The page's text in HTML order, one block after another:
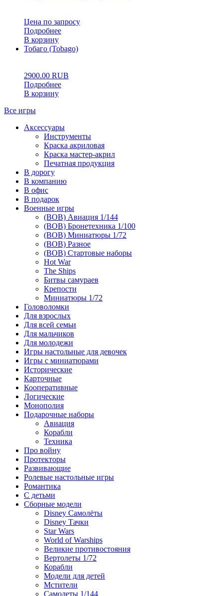
Цена по запросу
Подробнее
В корзину
Тобаго (Tobago)
2900.00 RUB
Подробнее
В корзину
Все игры
Аксессуары
Инструменты
Краска акриловая
Краска мастер-акрил
Печатная продукция
В дорогу
В компанию
В офис
В подарок
Военные игры
(ВОВ) Авиация 1/144
(ВОВ) Бронетехника 1/100
(ВОВ) Миниатюры 1/72
(ВОВ) Разное
(ВОВ) Стартовые наборы
Hot War
The Ships
Битвы самураев
Крепости
Миниатюры 1/72
Головоломки
Для взрослых
Для всей семьи
Для мальчиков
Для молодежи
Игры настольные для девочек
Игры с миниатюрами
Исторические
Карточные
Кооперативные
Логические
Монополия
Подарочные наборы
Авиация
Корабли
Техника
Про войну
Протекторы
Развивающие
Ролевые настольные игры
Романтика
С детьми
Сборные модели
Disney Самолёты
Disney Тачки
Star Wars
World of Warships
Великие противостояния
Вертолеты 1/72
Корабли
Модели для детей
Мстители
Самолеты 1/144